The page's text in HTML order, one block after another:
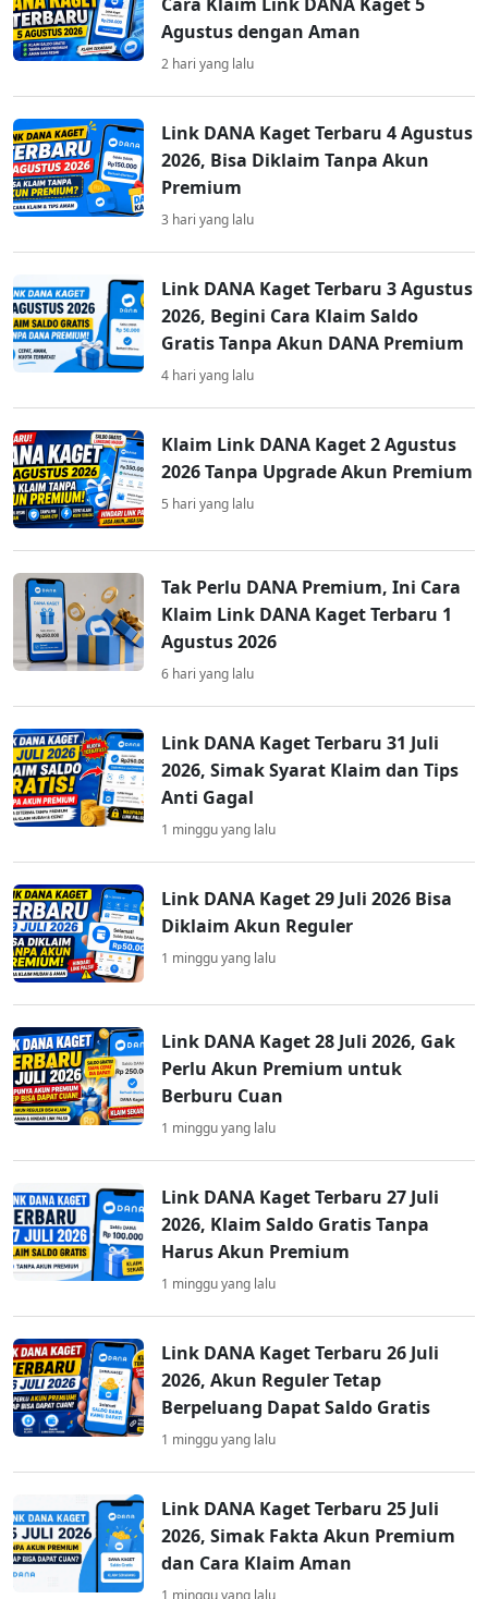
Agustus dengan Aman
2 hari yang lalu
Link DANA Kaget Terbaru 4 Agustus
2026, Bisa Diklaim Tanpa Akun
Premium
3 hari yang lalu
Link DANA Kaget Terbaru 3 Agustus
2026, Begini Cara Klaim Saldo
Gratis Tanpa Akun DANA Premium
4 hari yang lalu
Klaim Link DANA Kaget 2 Agustus
2026 Tanpa Upgrade Akun Premium
5 hari yang lalu
Tak Perlu DANA Premium, Ini Cara
Klaim Link DANA Kaget Terbaru 1
Agustus 2026
6 hari yang lalu
Link DANA Kaget Terbaru 31 Juli
2026, Simak Syarat Klaim dan Tips
Anti Gagal
1 minggu yang lalu
Link DANA Kaget 29 Juli 2026 Bisa
Diklaim Akun Reguler
1 minggu yang lalu
Link DANA Kaget 28 Juli 2026, Gak
Perlu Akun Premium untuk
Berburu Cuan
1 minggu yang lalu
Link DANA Kaget Terbaru 27 Juli
2026, Klaim Saldo Gratis Tanpa
Harus Akun Premium
1 minggu yang lalu
Link DANA Kaget Terbaru 26 Juli
2026, Akun Reguler Tetap
Berpeluang Dapat Saldo Gratis
1 minggu yang lalu
Link DANA Kaget Terbaru 25 Juli
2026, Simak Fakta Akun Premium
dan Cara Klaim Aman